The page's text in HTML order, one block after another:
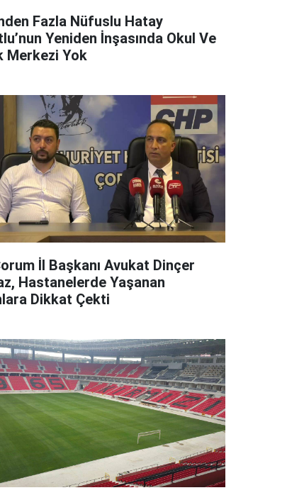
Fazla Nüfuslu Hatay
Yeniden İnşasında Okul Ve
Merkezi Yok
İl Başkanı Avukat Dinçer
Hastanelerde Yaşanan
Dikkat Çekti